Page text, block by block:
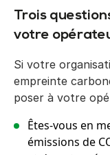
Trois
votre
Si votre
empreinte
poser à votre
Êtes-vous en
émissions de